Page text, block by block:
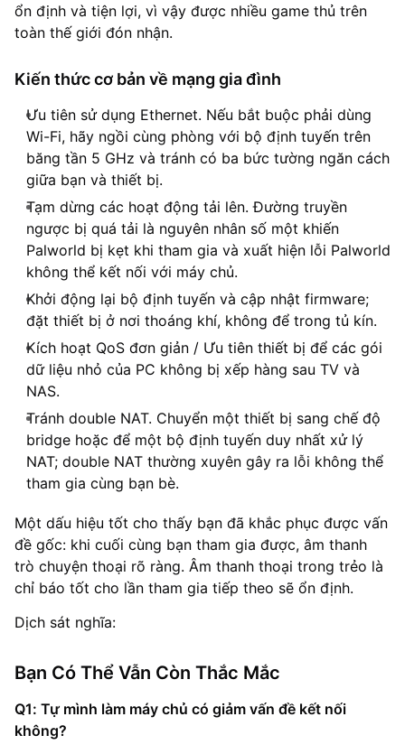
ổn định và tiện lợi, vì vậy được nhiều game thủ trên
toàn thế giới đón nhận.
Kiến thức cơ bản về mạng gia đình
Ưu tiên sử dụng Ethernet. Nếu bắt buộc phải dùng
Wi-Fi, hãy ngồi cùng phòng với bộ định tuyến trên
băng tần 5 GHz và tránh có ba bức tường ngăn cách
giữa bạn và thiết bị.
Tạm dừng các hoạt động tải lên. Đường truyền
ngược bị quá tải là nguyên nhân số một khiến
Palworld bị kẹt khi tham gia và xuất hiện lỗi Palworld
không thể kết nối với máy chủ.
Khởi động lại bộ định tuyến và cập nhật firmware;
đặt thiết bị ở nơi thoáng khí, không để trong tủ kín.
Kích hoạt QoS đơn giản / Ưu tiên thiết bị để các gói
dữ liệu nhỏ của PC không bị xếp hàng sau TV và
NAS.
Tránh double NAT. Chuyển một thiết bị sang chế độ
bridge hoặc để một bộ định tuyến duy nhất xử lý
NAT; double NAT thường xuyên gây ra lỗi không thể
tham gia cùng bạn bè.
Một dấu hiệu tốt cho thấy bạn đã khắc phục được vấn
đề gốc: khi cuối cùng bạn tham gia được, âm thanh
trò chuyện thoại rõ ràng. Âm thanh thoại trong trẻo là
chỉ báo tốt cho lần tham gia tiếp theo sẽ ổn định.
Dịch sát nghĩa:
Bạn Có Thể Vẫn Còn Thắc Mắc
Q1: Tự mình làm máy chủ có giảm vấn đề kết nối
không?